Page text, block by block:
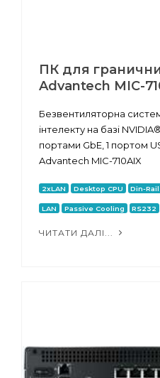
ПК для
Advantech MIC-
Безвентиляторна
інтелекту на базі
портами GbE, 1 портом
Advantech MIC-710AIX
2xLAN Desktop CPU Din-
LAN Passive Cooling RS232
ЧИТАТИ ДАЛІ...